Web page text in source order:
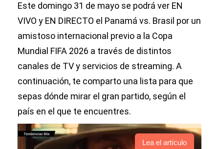
Este domingo 31 de mayo se podrá ver EN
VIVO y EN DIRECTO el Panamá vs. Brasil por un
amistoso internacional previo a la Copa
Mundial FIFA 2026 a través de distintos
canales de TV y servicios de streaming. A
continuación, te comparto una lista para que
sepas dónde mirar el gran partido, según el
país en el que te encuentres.
Lea el artículo